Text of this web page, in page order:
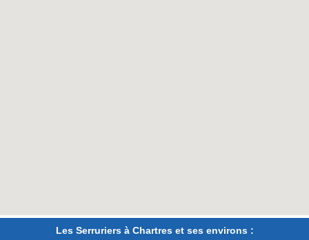
Les Serruriers à Chartres et ses environs :